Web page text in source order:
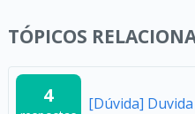
TÓPICOS
4 [Dúvida]